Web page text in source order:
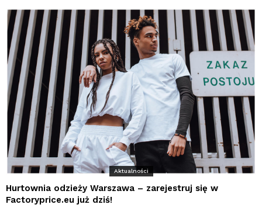
Aktualności
Hurtownia odzieży Warszawa – zarejestruj się w
Factoryprice.eu już dziś!